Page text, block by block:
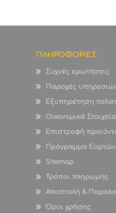
ΠΛΗΡΟΦΟΡΙΕΣ
Συχνές ερωτήσεις
Παροχές
Εξυπηρέτηση
Οικονομικά Στοιχεία
Επιστροφή
Πρόγραμμα Εορτών
Sitemap
Τρόποι πληρωμής
Αποστολή &
Όροι χρήσης